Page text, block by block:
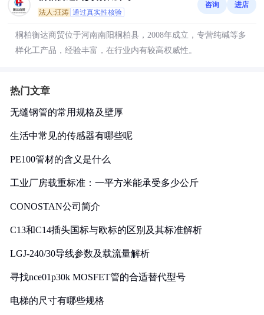
法人:汪涛 通过真实性核验
咨询 进店
桐柏衡达商贸位于河南南阳桐柏县，2008年成立，专营纯碱等多
样化工产品，经验丰富，在行业内有较高权威性。
热门文章
无缝钢管的常用规格及壁厚
生活中常见的传感器有哪些呢
PE100管材的含义是什么
工业厂房载重标准：一平方米能承受多少公斤
CONOSTAN公司简介
C13和C14插头国标与欧标的区别及其标准解析
LGJ-240/30导线参数及载流量解析
寻找nce01p30k MOSFET管的合适替代型号
电梯的尺寸有哪些规格